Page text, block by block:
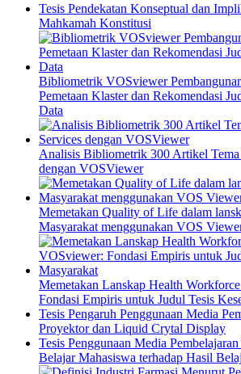
Tesis Pendekatan Konseptual dan
Mahkamah Konstitusi
Bibliometrik VOSviewer
Pemetaan Klaster dan Rekomendasi
Data
Analisis Bibliometrik 300 Artikel Tema
dengan VOSViewer
Memetakan Quality of Life dalam
Masyarakat menggunakan VOS
Memetakan Lanskap Health
Fondasi Empiris untuk Judul Tesis
Tesis Pengaruh Penggunaan Media
Proyektor dan Liquid Crytal Display
Tesis Penggunaan Media
Belajar Mahasiswa terhadap Hasil